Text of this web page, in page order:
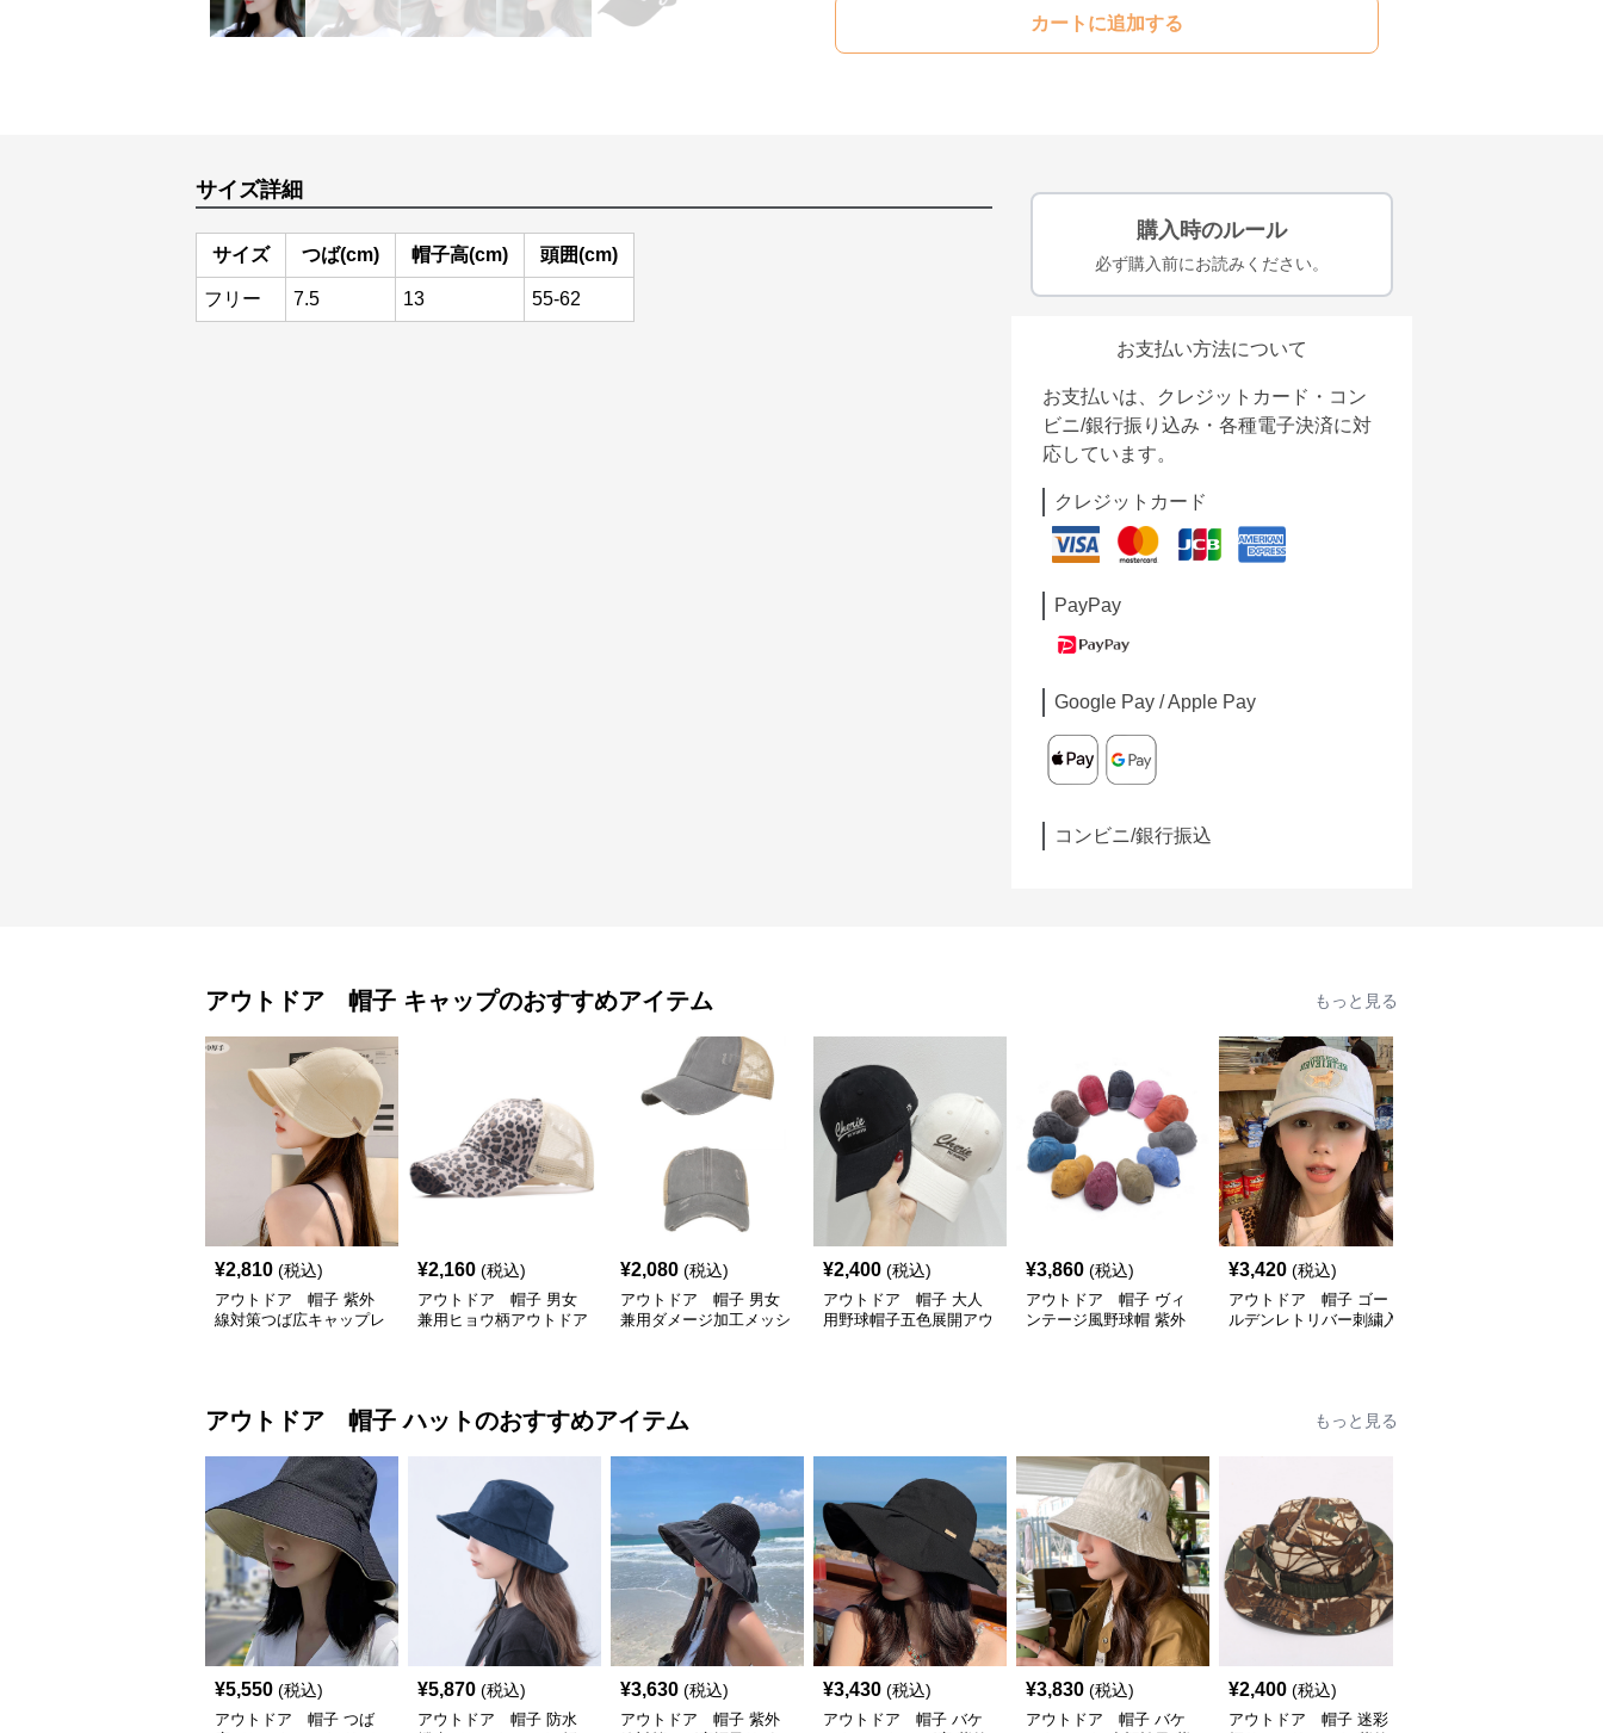
カートに追加する
サイズ詳細
サイズ つば(cm) 帽子高(cm) 頭囲(cm)
フリー 7.5 13 55-62
購入時のルール
必ず購入前にお読みください。
お支払い方法について
お支払いは、クレジットカード・コン
ビニ/銀行振り込み・各種電子決済に対
応しています。
クレジットカード
PayPay
Google Pay / Apple Pay
コンビニ/銀行振込
アウトドア 帽子 キャップのおすすめアイテム もっと見る
¥2,810 (税込)
アウトドア 帽子 紫外
線対策つば広キャップレ
¥2,160 (税込)
アウトドア 帽子 男女
兼用ヒョウ柄アウトドア
¥2,080 (税込)
アウトドア 帽子 男女
兼用ダメージ加工メッシ
¥2,400 (税込)
アウトドア 帽子 大人
用野球帽子五色展開アウ
¥3,860 (税込)
アウトドア 帽子 ヴィ
ンテージ風野球帽 紫外
¥3,420 (税込)
アウトドア 帽子 ゴー
ルデンレトリバー刺繍入
アウトドア 帽子 ハットのおすすめアイテム もっと見る
¥5,550 (税込)
アウトドア 帽子 つば
¥5,870 (税込)
アウトドア 帽子 防水
¥3,630 (税込)
アウトドア 帽子 紫外
¥3,430 (税込)
アウトドア 帽子 バケ
¥3,830 (税込)
アウトドア 帽子 バケ
¥2,400 (税込)
アウトドア 帽子 迷彩